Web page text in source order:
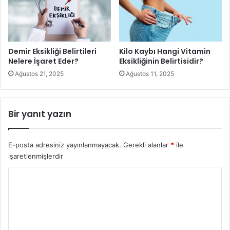
olduğunu da biliyor musunuz? Düzenli olarak günde bir
kez yumurta yerseniz, vücudunuzun biotin ihtiyacını
tamamlayarak sağlıklı saçlara kavuşursunuz. Yani,
vücudunuzda biotin yararını almak için günlük bir yumurta
yemeye çalışın.
Demir Eksikliği Belirtileri
Nelere İşaret Eder?
Ağustos 21, 2025
Kilo Kaybı Hangi Vitamin
Eksikliğinin Belirtisidir?
Ağustos 11, 2025
Bir yanıt yazın
E-posta adresiniz yayınlanmayacak. Gerekli alanlar * ile
işaretlenmişlerdir